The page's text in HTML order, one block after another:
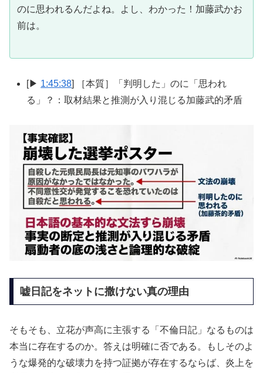
のに思われるんだよね。よし、わかった！加藤武かお
前は。
[▶ 1:45:38] ［本質］「判明した」のに「思われ
る」？：取材結果と推測が入り混じる加藤武的矛盾
嘘日記をネットに撒けない真の理由
そもそも、立花が声高に主張する「不倫日記」なるものは
本当に存在するのか。答えは明確に否である。もしそのよ
うな爆発的な破壊力を持つ証拠が存在するならば、炎上を